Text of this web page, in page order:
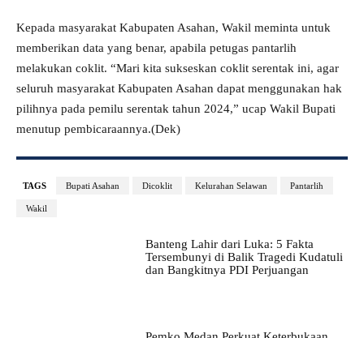
Kepada masyarakat Kabupaten Asahan, Wakil meminta untuk
memberikan data yang benar, apabila petugas pantarlih
melakukan coklit. “Mari kita sukseskan coklit serentak ini, agar
seluruh masyarakat Kabupaten Asahan dapat menggunakan hak
pilihnya pada pemilu serentak tahun 2024,” ucap Wakil Bupati
menutup pembicaraannya.(Dek)
TAGS Bupati Asahan Dicoklit Kelurahan Selawan Pantarlih
Wakil
Banteng Lahir dari Luka: 5 Fakta
Tersembunyi di Balik Tragedi Kudatuli
dan Bangkitnya PDI Perjuangan